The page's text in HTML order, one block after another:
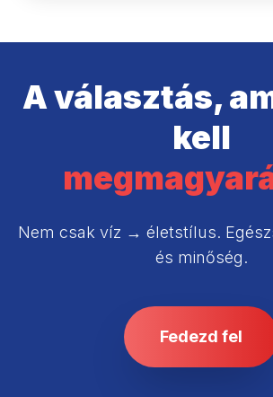
A választás,
kell
Nem csak víz → életstílus.
és minőség.
Fedezd fel